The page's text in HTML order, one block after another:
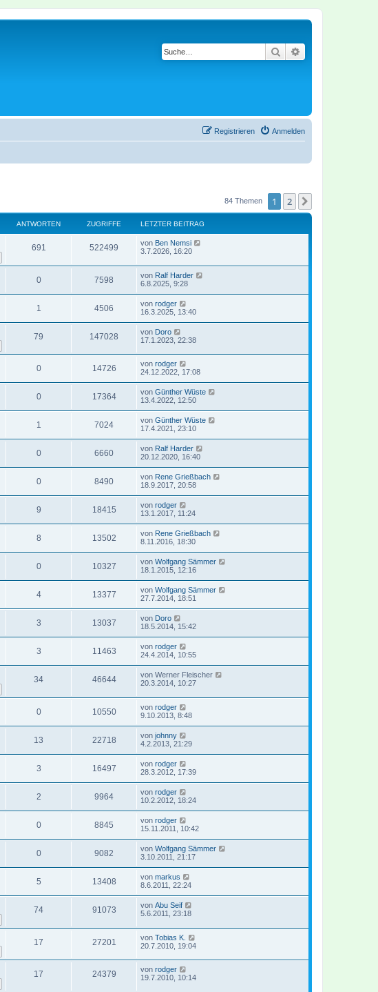
Suche
Anmelden
Registrieren
84 Themen 1 2
ANTWORTEN ZUGRIFFE LETZTER BEITRAG
691 522499 von Ben Nemsi
3.7.2026, 16:20
0 7598 von Ralf Harder
6.8.2025, 9:28
1 4506 von rodger
16.3.2025, 13:40
79 147028 von Doro
17.1.2023, 22:38
0 14726 von rodger
24.12.2022, 17:08
0 17364 von Günther Wüste
13.4.2022, 12:50
1 7024 von Günther Wüste
17.4.2021, 23:10
0 6660 von Ralf Harder
20.12.2020, 16:40
0 8490 von Rene Grießbach
18.9.2017, 20:58
9 18415 von rodger
13.1.2017, 11:24
8 13502 von Rene Grießbach
8.11.2016, 18:30
0 10327 von Wolfgang Sämmer
18.1.2015, 12:16
4 13377 von Wolfgang Sämmer
27.7.2014, 18:51
3 13037 von Doro
18.5.2014, 15:42
3 11463 von rodger
24.4.2014, 10:55
34 46644 von Werner Fleischer
20.3.2014, 10:27
0 10550 von rodger
9.10.2013, 8:48
13 22718 von johnny
4.2.2013, 21:29
3 16497 von rodger
28.3.2012, 17:39
2 9964 von rodger
10.2.2012, 18:24
0 8845 von rodger
15.11.2011, 10:42
0 9082 von Wolfgang Sämmer
3.10.2011, 21:17
5 13408 von markus
8.6.2011, 22:24
74 91073 von Abu Seif
5.6.2011, 23:18
17 27201 von Tobias K.
20.7.2010, 19:04
17 24379 von rodger
19.7.2010, 10:14